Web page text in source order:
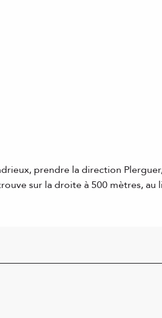
prendre la direction
sur la droite à 500 mètres, au